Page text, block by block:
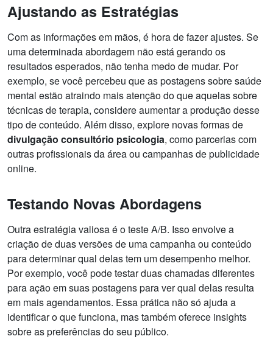
Ajustando as Estratégias
Com as informações em mãos, é hora de fazer ajustes. Se
uma determinada abordagem não está gerando os
resultados esperados, não tenha medo de mudar. Por
exemplo, se você percebeu que as postagens sobre saúde
mental estão atraindo mais atenção do que aquelas sobre
técnicas de terapia, considere aumentar a produção desse
tipo de conteúdo. Além disso, explore novas formas de
divulgação consultório psicologia, como parcerias com
outras profissionais da área ou campanhas de publicidade
online.
Testando Novas Abordagens
Outra estratégia valiosa é o teste A/B. Isso envolve a
criação de duas versões de uma campanha ou conteúdo
para determinar qual delas tem um desempenho melhor.
Por exemplo, você pode testar duas chamadas diferentes
para ação em suas postagens para ver qual delas resulta
em mais agendamentos. Essa prática não só ajuda a
identificar o que funciona, mas também oferece insights
sobre as preferências do seu público.